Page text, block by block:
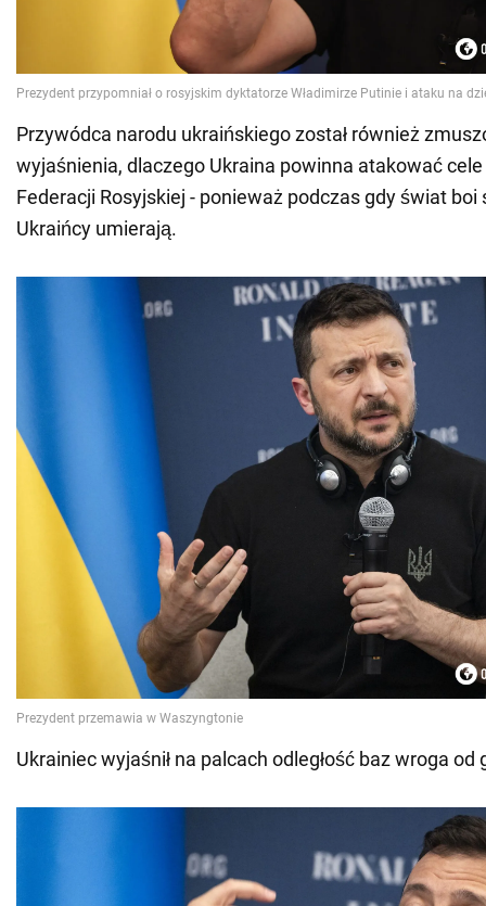
Przywódca narodu ukraińskiego został również
wyjaśnienia, dlaczego Ukraina powinna atakować
Federacji Rosyjskiej - ponieważ podczas gdy świat boi
Ukraińcy umierają.
Ukrainiec wyjaśnił na palcach odległość baz wroga od